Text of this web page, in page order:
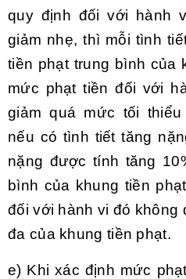
quy định đối với hành
giảm nhẹ, thì mỗi tình
tiền phạt trung bình của
mức phạt tiền đối với
giảm quá mức tối
nếu có tình tiết tăng
nặng được tính tăng
bình của khung tiền
đối với hành vi đó
đa của khung tiền phạt.
e) Khi xác định mức